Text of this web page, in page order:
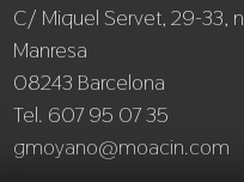
C/ Miquel Servet, 29-33,
Manresa
08243 Barcelona
Tel. 607 95 07 35
gmoyano@moacin.com